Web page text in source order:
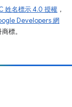
姓名標示 4.0 授權 ，
Developers 網
標。